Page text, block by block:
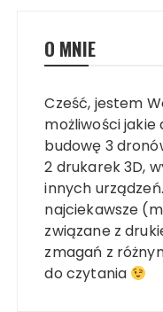
O MNIE
Cześć, jestem
możliwości jakie
budowę 3
2 drukarek 3D,
innych
najciekawsze
związane z
zmagań z
do czytania